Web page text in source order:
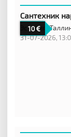
10
Сантехник
Эстония,
31-07-2026,